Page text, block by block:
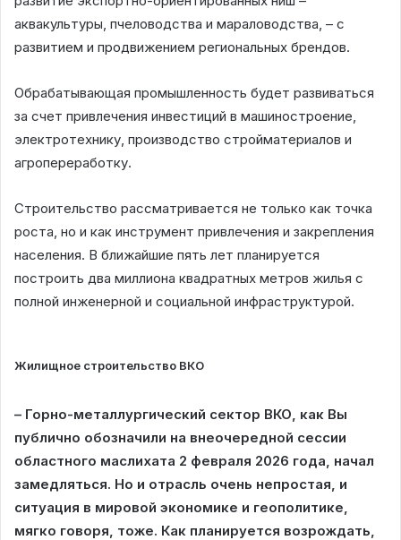
аквакультуры, пчеловодства и мараловодства, – с
развитием и продвижением региональных брендов.
Обрабатывающая промышленность будет развиваться
за счет привлечения инвестиций в машиностроение,
электротехнику, производство стройматериалов и
агропереработку.
Строительство рассматривается не только как точка
роста, но и как инструмент привлечения и закрепления
населения. В ближайшие пять лет планируется
построить два миллиона квадратных метров жилья с
полной инженерной и социальной инфраструктурой.
Жилищное строительство ВКО
– Горно-металлургический сектор ВКО, как Вы
публично обозначили на внеочередной сессии
областного маслихата 2 февраля 2026 года, начал
замедляться. Но и отрасль очень непростая, и
ситуация в мировой экономике и геополитике,
мягко говоря, тоже. Как планируется возрождать,